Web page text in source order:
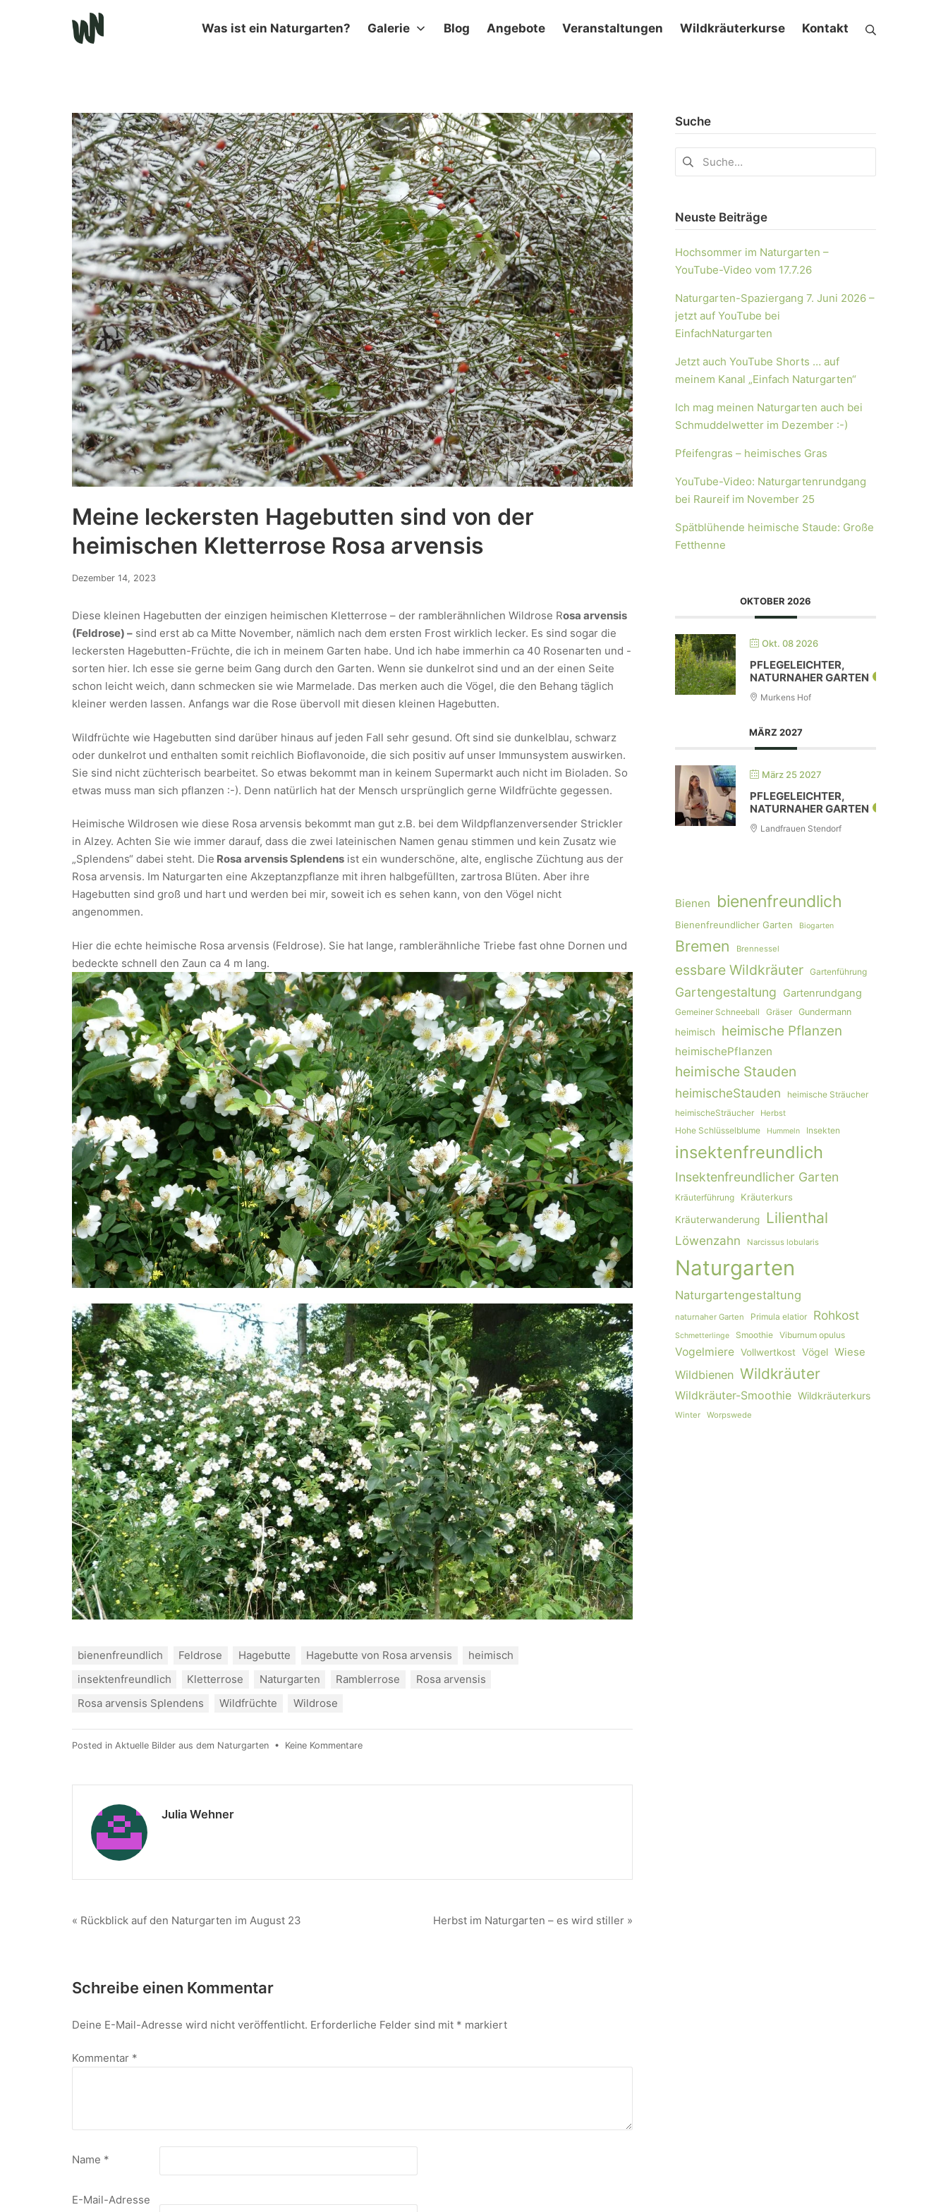
Was ist ein Naturgarten? Galerie Blog Angebote Veranstaltungen Wildkräuterkurse Kontakt
Meine leckersten Hagebutten sind von der
heimischen Kletterrose Rosa arvensis
Dezember 14, 2023
Diese kleinen Hagebutten der einzigen heimischen Kletterrose – der ramblerähnlichen Wildrose Rosa arvensis
(Feldrose) – sind erst ab ca Mitte November, nämlich nach dem ersten Frost wirklich lecker. Es sind sogar die
leckersten Hagebutten-Früchte, die ich in meinem Garten habe. Und ich habe immerhin ca 40 Rosenarten und -
sorten hier. Ich esse sie gerne beim Gang durch den Garten. Wenn sie dunkelrot sind und an der einen Seite
schon leicht weich, dann schmecken sie wie Marmelade. Das merken auch die Vögel, die den Behang täglich
kleiner werden lassen. Anfangs war die Rose übervoll mit diesen kleinen Hagebutten.
Wildfrüchte wie Hagebutten sind darüber hinaus auf jeden Fall sehr gesund. Oft sind sie dunkelblau, schwarz
oder dunkelrot und enthalten somit reichlich Bioflavonoide, die sich positiv auf unser Immunsystem auswirken.
Sie sind nicht züchterisch bearbeitet. So etwas bekommt man in keinem Supermarkt auch nicht im Bioladen. So
etwas muss man sich pflanzen :-). Denn natürlich hat der Mensch ursprünglich gerne Wildfrüchte gegessen.
Heimische Wildrosen wie diese Rosa arvensis bekommt man gut z.B. bei dem Wildpflanzenversender Strickler
in Alzey. Achten Sie wie immer darauf, dass die zwei lateinischen Namen genau stimmen und kein Zusatz wie
„Splendens“ dabei steht. Die Rosa arvensis Splendens ist ein wunderschöne, alte, englische Züchtung aus der
Rosa arvensis. Im Naturgarten eine Akzeptanzpflanze mit ihren halbgefüllten, zartrosa Blüten. Aber ihre
Hagebutten sind groß und hart und werden bei mir, soweit ich es sehen kann, von den Vögel nicht
angenommen.
Hier die echte heimische Rosa arvensis (Feldrose). Sie hat lange, ramblerähnliche Triebe fast ohne Dornen und
bedeckte schnell den Zaun ca 4 m lang.
bienenfreundlich Feldrose Hagebutte Hagebutte von Rosa arvensis
heimisch
insektenfreundlich
Kletterrose Naturgarten Ramblerrose
Rosa arvensis
Rosa arvensis Splendens
Wildfrüchte Wildrose
Posted in Aktuelle Bilder aus dem Naturgarten • Keine Kommentare
Julia Wehner
Herbst im Naturgarten – es wird stiller »
« Rückblick auf den Naturgarten im August 23
Schreibe einen Kommentar
Deine E-Mail-Adresse wird nicht veröffentlicht. Erforderliche Felder sind mit * markiert
Kommentar *
Name *
E-Mail-Adresse
Suche
Neuste Beiträge
Hochsommer im Naturgarten –
YouTube-Video vom 17.7.26
Naturgarten-Spaziergang 7. Juni 2026 –
jetzt auf YouTube bei
EinfachNaturgarten
Jetzt auch YouTube Shorts … auf
meinem Kanal „Einfach Naturgarten“
Ich mag meinen Naturgarten auch bei
Schmuddelwetter im Dezember :-)
Pfeifengras – heimisches Gras
YouTube-Video: Naturgartenrundgang
bei Raureif im November 25
Spätblühende heimische Staude: Große
Fetthenne
OKTOBER 2026
Okt. 08 2026
PFLEGELEICHTER,
NATURNAHER GARTEN
Murkens Hof
MÄRZ 2027
März 25 2027
PFLEGELEICHTER,
NATURNAHER GARTEN
Landfrauen Stendorf
Bienen bienenfreundlich
Bienenfreundlicher Garten Biogarten
Bremen Brennessel
essbare Wildkräuter Gartenführung
Gartengestaltung Gartenrundgang
Gemeiner Schneeball Gräser Gundermann
heimisch heimische Pflanzen
heimischePflanzen
heimische Stauden
heimischeStauden
heimische Sträucher
heimischeSträucher
Herbst
Hohe Schlüsselblume Hummeln Insekten
insektenfreundlich
Insektenfreundlicher Garten
Kräuterführung
Kräuterkurs
Kräuterwanderung
Lilienthal
Löwenzahn Narcissus lobularis
Naturgarten
Naturgartengestaltung
naturnaher Garten Primula elatior Rohkost
Schmetterlinge Smoothie Viburnum opulus
Vogelmiere Vollwertkost Vögel Wiese
Wildbienen Wildkräuter
Wildkräuter-Smoothie Wildkräuterkurs
Winter Worpswede